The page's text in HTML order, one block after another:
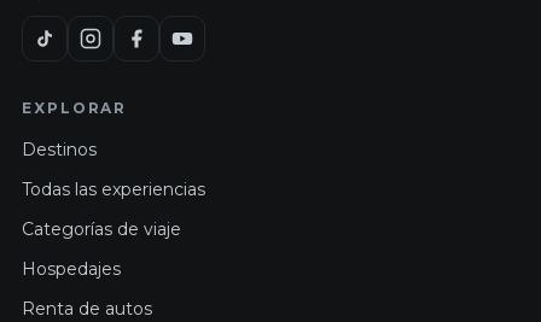
EXPLORAR
Destinos
Todas las experiencias
Categorías de viaje
Hospedajes
Renta de autos